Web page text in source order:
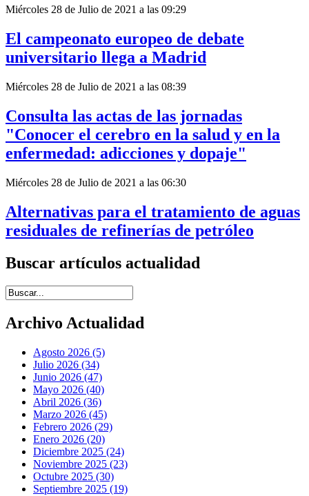
Miércoles 28 de Julio de 2021 a las 09:29
El campeonato europeo de debate
universitario llega a Madrid
Miércoles 28 de Julio de 2021 a las 08:39
Consulta las actas de las jornadas
"Conocer el cerebro en la salud y en la
enfermedad: adicciones y dopaje"
Miércoles 28 de Julio de 2021 a las 06:30
Alternativas para el tratamiento de aguas
residuales de refinerías de petróleo
Buscar artículos actualidad
Introduce términos de búsqueda
Archivo Actualidad
Agosto 2026 (5)
Julio 2026 (34)
Junio 2026 (47)
Mayo 2026 (40)
Abril 2026 (36)
Marzo 2026 (45)
Febrero 2026 (29)
Enero 2026 (20)
Diciembre 2025 (24)
Noviembre 2025 (23)
Octubre 2025 (30)
Septiembre 2025 (19)